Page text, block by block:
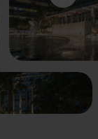
Siguiente